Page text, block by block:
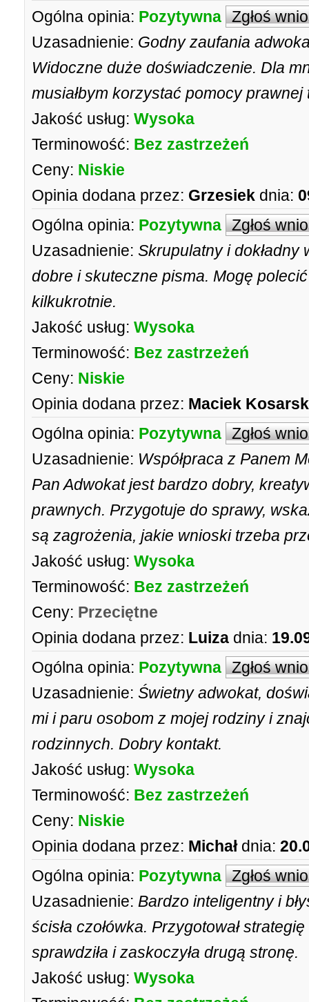
Ogólna opinia: Pozytywna Zgłoś
Uzasadnienie: Godny zaufania
Widoczne duże doświadczenie. Dla
musiałbym korzystać pomocy
Jakość usług: Wysoka
Terminowość: Bez zastrzeżeń
Ceny: Niskie
Opinia dodana przez: Grzesiek dnia:
Ogólna opinia: Pozytywna Zgłoś
Uzasadnienie: Skrupulatny i dokładny
dobre i skuteczne pisma. Mogę
kilkukrotnie.
Jakość usług: Wysoka
Terminowość: Bez zastrzeżeń
Ceny: Niskie
Opinia dodana przez: Maciek
Ogólna opinia: Pozytywna Zgłoś
Uzasadnienie: Współpraca z Panem
Pan Adwokat jest bardzo dobry,
prawnych. Przygotuje do sprawy,
są zagrożenia, jakie wnioski trzeba
Jakość usług: Wysoka
Terminowość: Bez zastrzeżeń
Ceny: Przeciętne
Opinia dodana przez: Luiza dnia:
Ogólna opinia: Pozytywna Zgłoś
Uzasadnienie: Świetny adwokat,
mi i paru osobom z mojej rodziny i
rodzinnych. Dobry kontakt.
Jakość usług: Wysoka
Terminowość: Bez zastrzeżeń
Ceny: Niskie
Opinia dodana przez: Michał dnia:
Ogólna opinia: Pozytywna Zgłoś
Uzasadnienie: Bardzo inteligentny i
ścisła czołówka. Przygotował
sprawdziła i zaskoczyła drugą stronę.
Jakość usług: Wysoka